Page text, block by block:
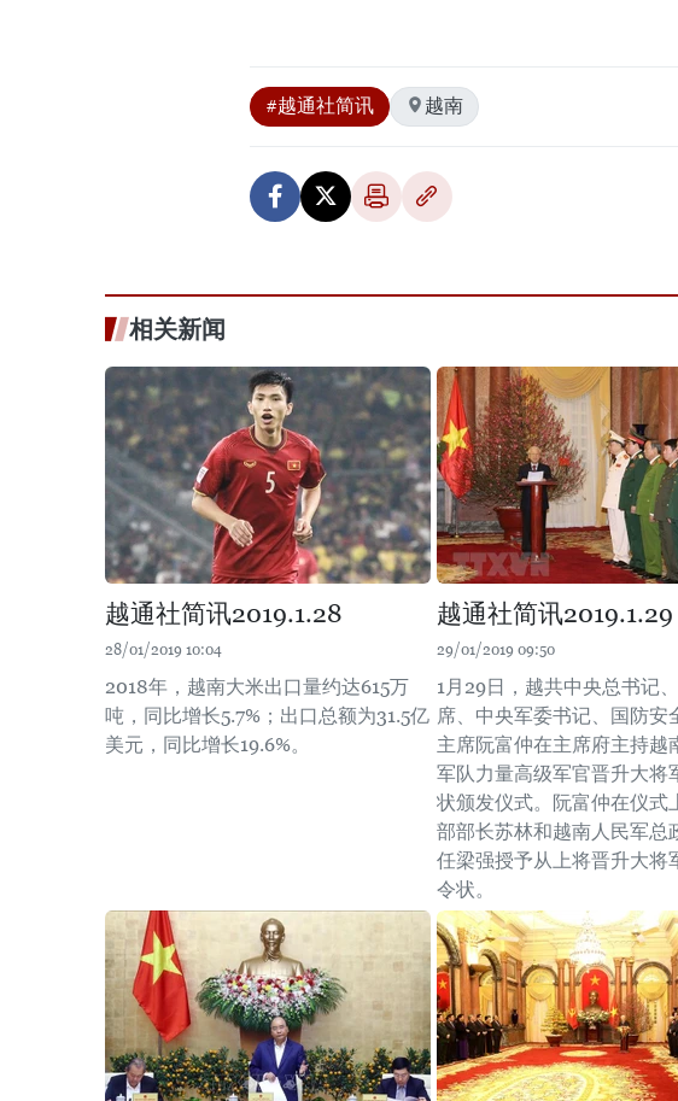
#越通社简讯 越南
相关新闻
越通社简讯2019.1.28
28/01/2019 10:04
2018年，越南大米出口量约达615万
吨，同比增长5.7%；出口总额为31.5亿
美元，同比增长19.6%。 ​
越通社简讯2019.1.29
29/01/2019 09:50
1月29日，越共中央总书记
席、中央军委书记、国防安
主席阮富仲在主席府主持越
军队力量高级军官晋升大将
状颁发仪式。阮富仲在仪式
部部长苏林和越南人民军总
任梁强授予从上将晋升大将
令状。